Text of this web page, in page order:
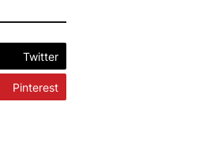
Twitter
Pinterest